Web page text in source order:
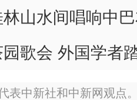
山水间唱响中
歌会 外国学者
表中新社和中新网观点